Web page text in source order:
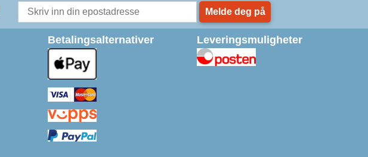
Melde deg på
Betalingsalternativer Leveringsmuligheter